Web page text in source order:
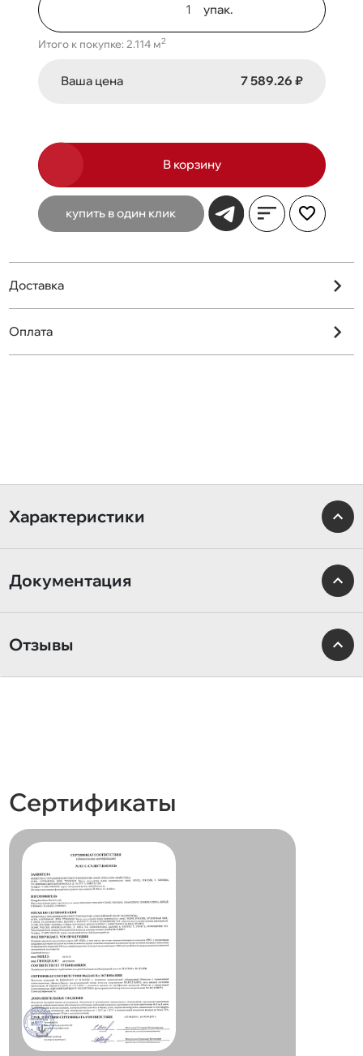
упак.
Итого к покупке: 2.114 м2
Ваша цена 7 589.26 ₽
В корзину
купить в один клик
Доставка
Оплата
Характеристики
Документация
Отзывы
Сертификаты